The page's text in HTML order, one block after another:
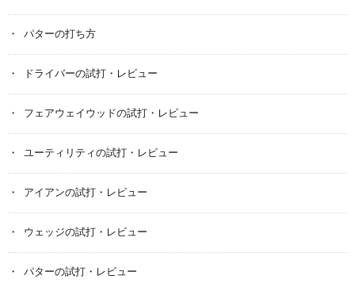
パターの打ち方
ドライバーの試打・レビュー
フェアウェイウッドの試打・レビュー
ユーティリティの試打・レビュー
アイアンの試打・レビュー
ウェッジの試打・レビュー
パターの試打・レビュー